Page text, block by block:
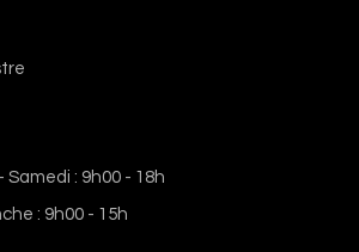
Samedi : 9h00 - 18h
: 9h00 - 15h